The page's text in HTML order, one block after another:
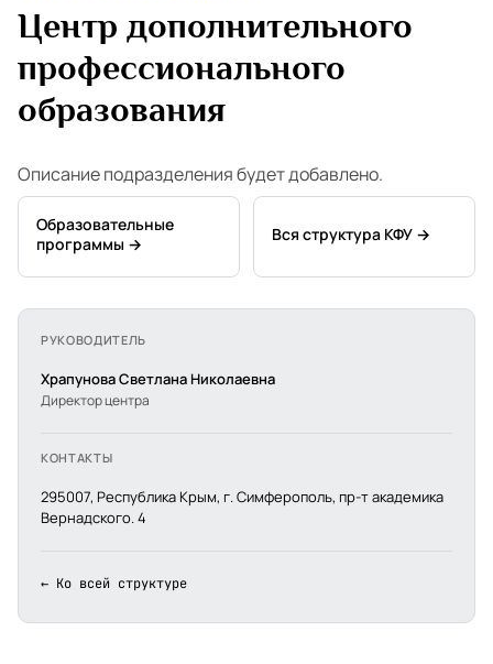
Центр дополнительного
профессионального
образования
Описание подразделения будет добавлено.
Образовательные
программы →
Вся структура КФУ →
РУКОВОДИТЕЛЬ
Храпунова Светлана Николаевна
Директор центра
КОНТАКТЫ
295007, Республика Крым, г. Симферополь, пр-т академика
Вернадского. 4
← Ко всей структуре